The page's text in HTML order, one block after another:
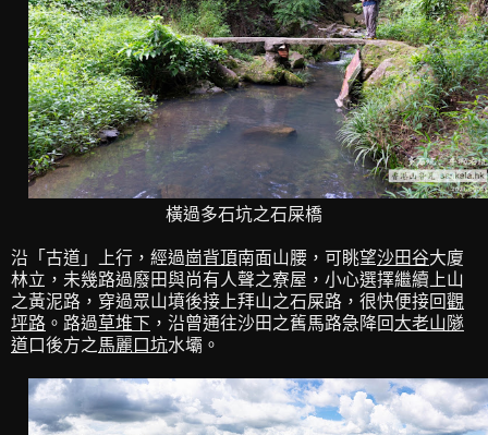
橫過多石坑之石屎橋
沿「古道」上行，經過崗背頂南面山腰，可眺望沙田谷大廈
林立，未幾路過廢田與尚有人聲之寮屋，小心選擇繼續上山
之黃泥路，穿過眾山墳後接上拜山之石屎路，很快便接回觀
坪路 。路過草堆下 ，沿曾通往沙田之舊馬路急降回 大老山隧
道 口後方之 馬麗口坑水壩。